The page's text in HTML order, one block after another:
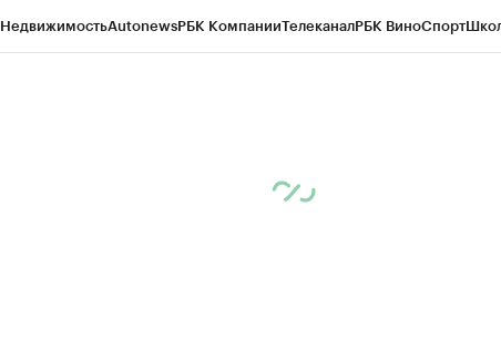
НедвижимостьAutonewsРБК КомпанииТелеканалРБК ВиноСпорт